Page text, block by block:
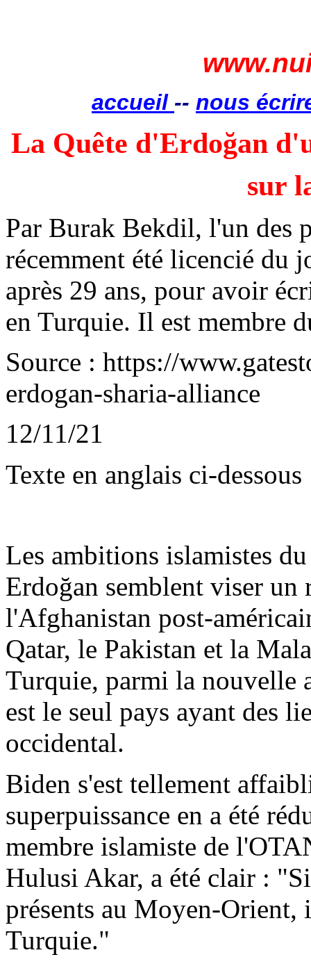
accueil -- nous
La Quête d'Erdoğan
sur
Par Burak Bekdil, l'un des
récemment été licencié du
après 29 ans, pour avoir
en Turquie. Il est membre
Source : https://
erdogan-sharia-alliance
12/11/21
Texte en anglais ci-dessous
Les ambitions islamistes
Erdoğan semblent viser un
l'Afghanistan post-
Qatar, le Pakistan et la
Turquie, parmi la nouvelle
est le seul pays ayant des
occidental.
Biden s'est tellement
superpuissance en a été
membre islamiste de
Hulusi Akar, a été clair :
présents au Moyen-Orient,
Turquie."